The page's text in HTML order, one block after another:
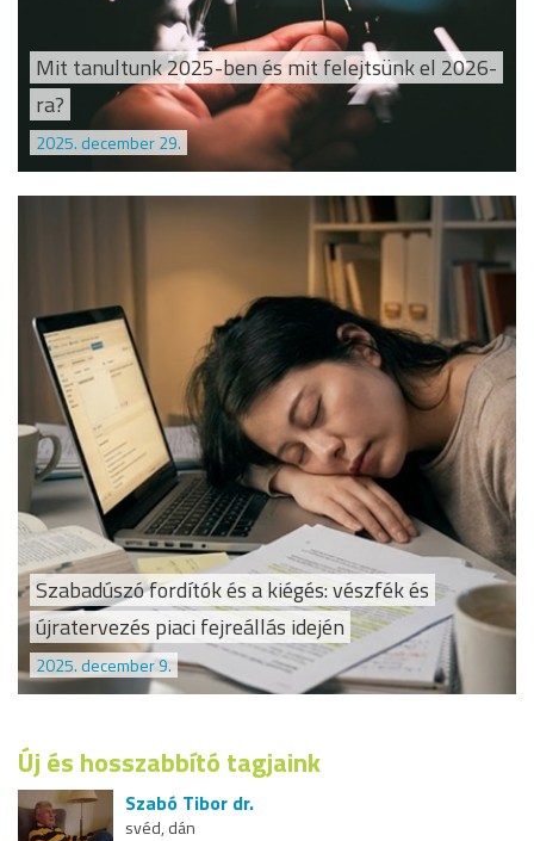
Mit tanultunk 2025-ben és mit felejtsünk el 2026-
ra?
2025. december 29.
Szabadúszó fordítók és a kiégés: vészfék és
újratervezés piaci fejreállás idején
2025. december 9.
Új és hosszabbító tagjaink
Szabó Tibor dr.
svéd, dán